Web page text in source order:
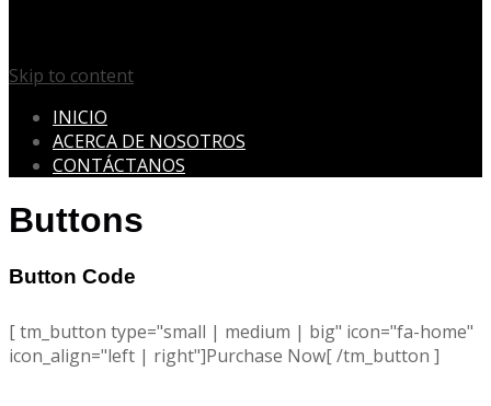
Skip to content
INICIO
ACERCA DE NOSOTROS
CONTÁCTANOS
Buttons
Button Code
[ tm_button type="small | medium | big" icon="fa-home"
icon_align="left | right"]Purchase Now[ /tm_button ]